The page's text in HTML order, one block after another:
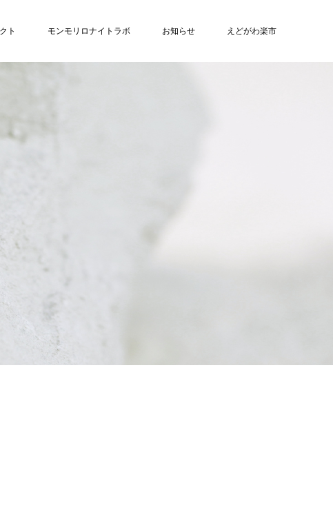
ト モンモリロナイトラボ お知らせ えどがわ楽市